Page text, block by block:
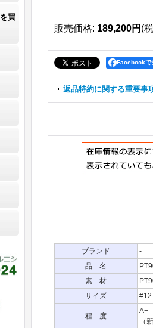
買
販売価格: 189,200円 (
Facebookで
返品特約に関する重要事
ブランド
-
品 名
素 材
サイズ
程 度
A+
（